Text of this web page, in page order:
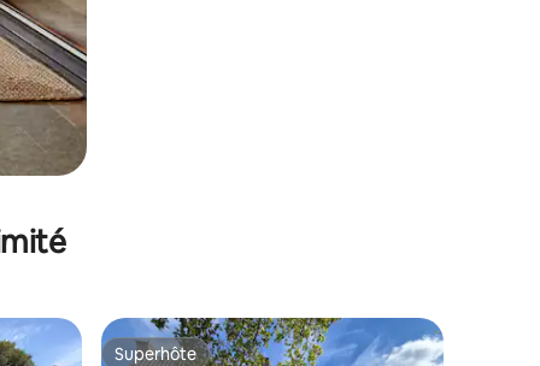
Superhôte